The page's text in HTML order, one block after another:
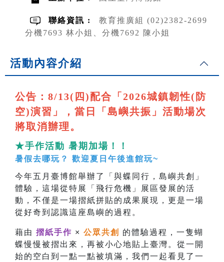
聯絡資訊 :
教育推廣組 (02)2382-2699
分機7693 林小姐、分機7692 陳小姐
活動內容介紹
公告：8/13(四)配合「2026城鎮韌性(防
空)演習」，當日「島嶼共振」活動場次
將取消辦理。
★手作活動 暑期加場！！
暑假去哪玩？ 歡迎夏日午後進館玩~
今年五月臺博館舉辦了「與蝶同行，島嶼共創」
體驗，這場從特展「飛行危機」展區發展的活
動，不僅是一場摺紙拼貼的成果展現，更是一場
從好奇到認識這座島嶼的過程。
藉由 摺紙手作 × 公眾共創 的體驗過程，一隻蝴
蝶慢慢被摺出來，再被小心地貼上臺灣。從一開
始的空白到一點一點被填滿，我們一起看見了一